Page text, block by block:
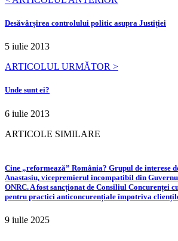
Desăvârșirea controlului politic asupra Justiției
5 iulie 2013
ARTICOLUL URMĂTOR >
Unde sunt ei?
6 iulie 2013
ARTICOLE SIMILARE
Cine „reformează” România? Grupul de interese
Anastasiu, vicepremierul incompatibil din
ONRC. A fost sancționat de Consiliul Concurenței
pentru practici anticoncurențiale împotriva
9 iulie 2025